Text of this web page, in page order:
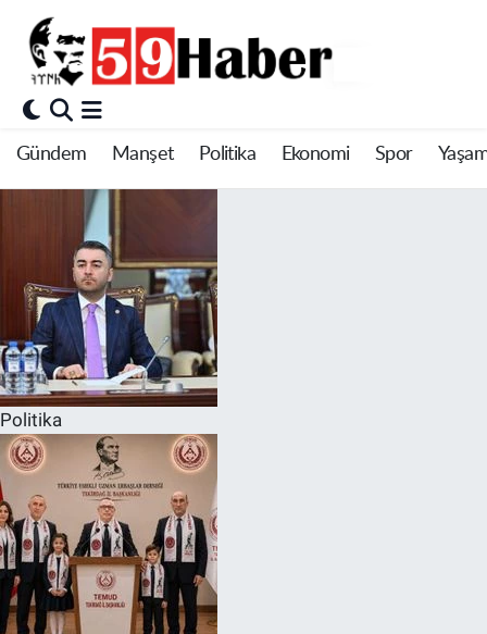
Gündem Manşet Politika Ekonomi Spor
Politika